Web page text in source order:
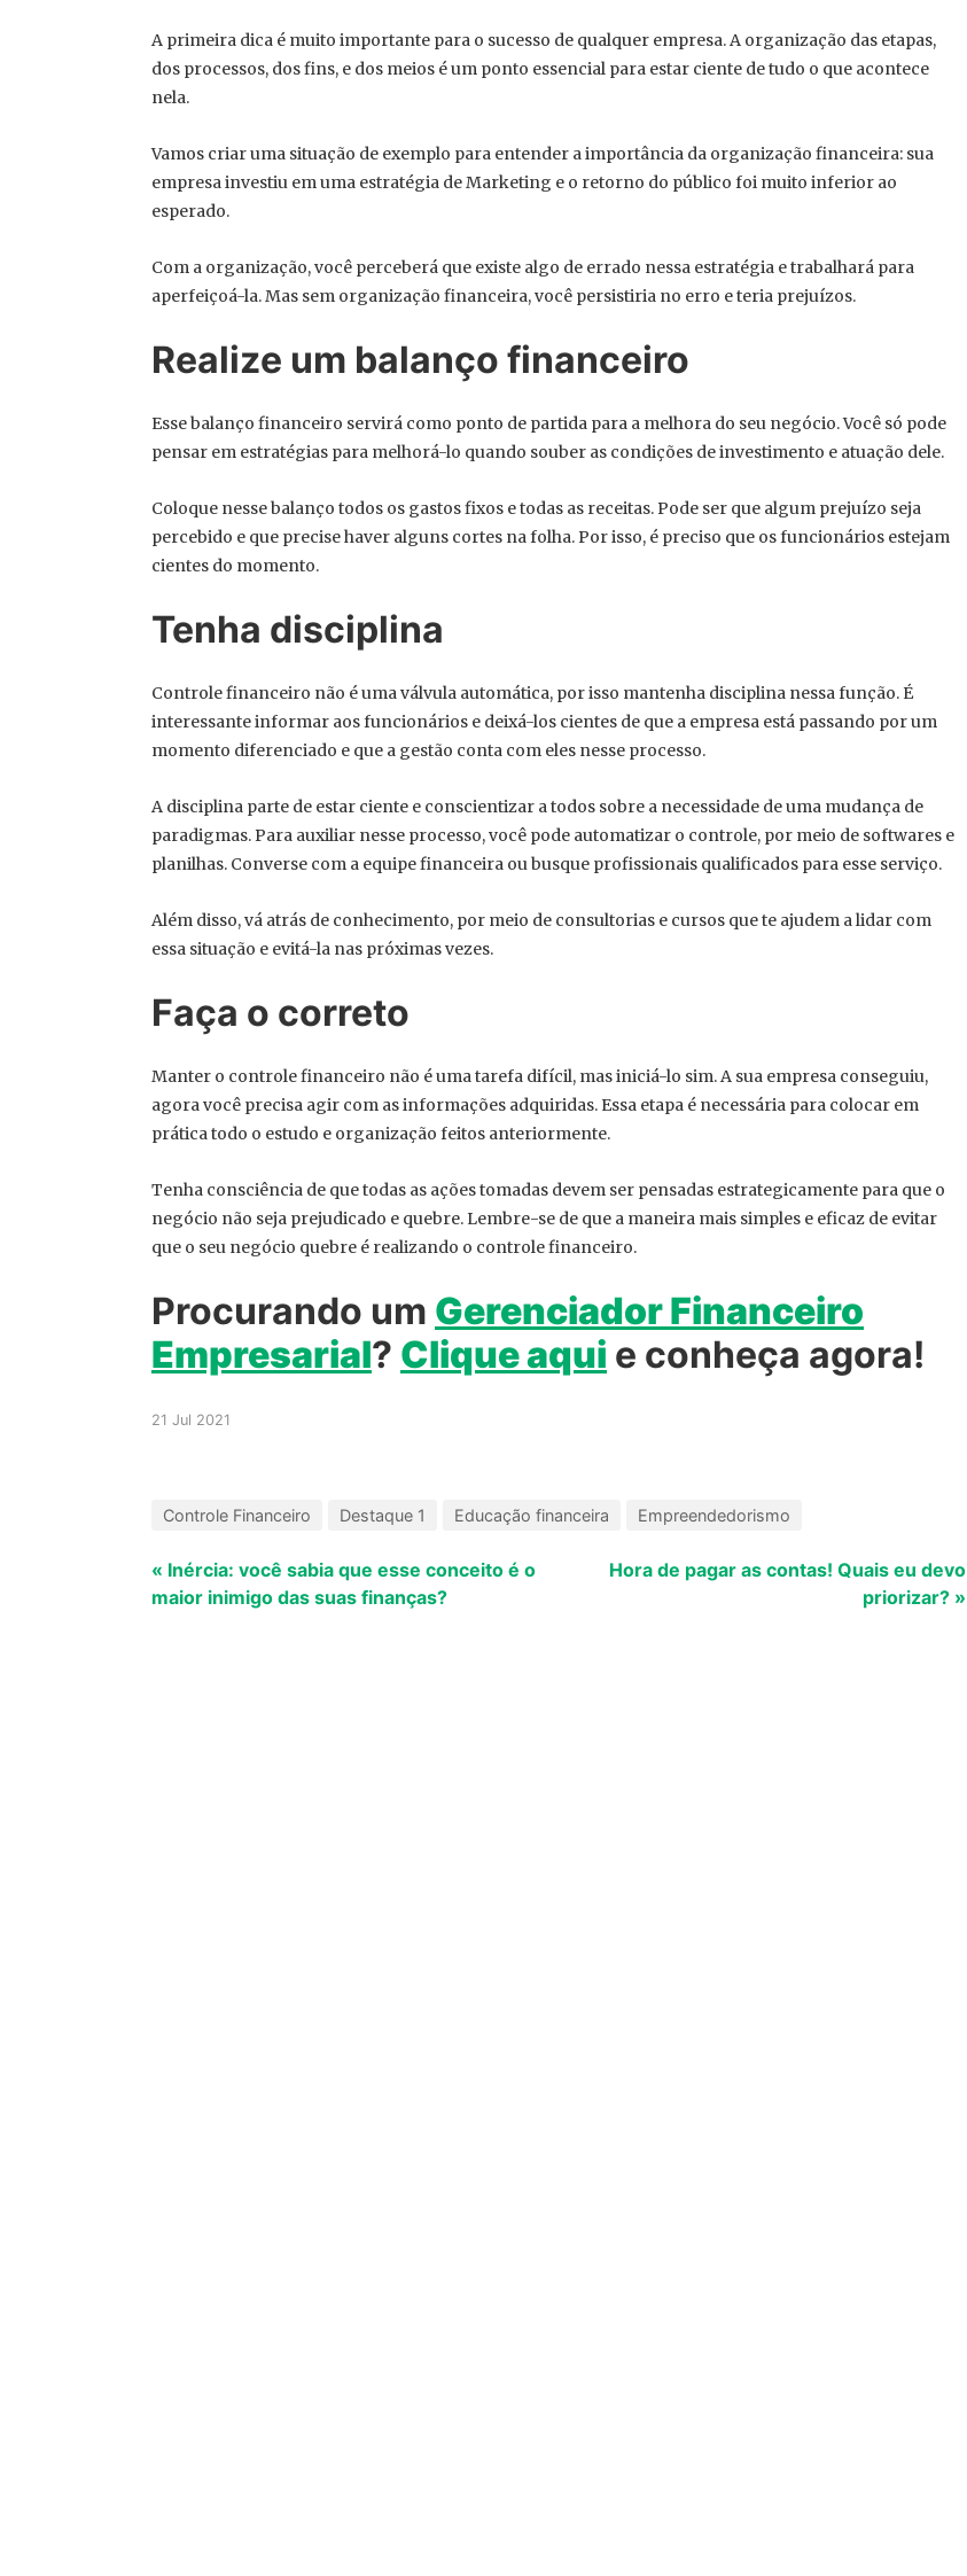
A primeira dica é muito importante para o sucesso de qualquer empresa. A organização das etapas,
dos processos, dos fins, e dos meios é um ponto essencial para estar ciente de tudo o que acontece
nela.
Vamos criar uma situação de exemplo para entender a importância da organização financeira: sua
empresa investiu em uma estratégia de Marketing e o retorno do público foi muito inferior ao
esperado.
Com a organização, você perceberá que existe algo de errado nessa estratégia e trabalhará para
aperfeiçoá-la. Mas sem organização financeira, você persistiria no erro e teria prejuízos.
Realize um balanço financeiro
Esse balanço financeiro servirá como ponto de partida para a melhora do seu negócio. Você só pode
pensar em estratégias para melhorá-lo quando souber as condições de investimento e atuação dele.
Coloque nesse balanço todos os gastos fixos e todas as receitas. Pode ser que algum prejuízo seja
percebido e que precise haver alguns cortes na folha. Por isso, é preciso que os funcionários estejam
cientes do momento.
Tenha disciplina
Controle financeiro não é uma válvula automática, por isso mantenha disciplina nessa função. É
interessante informar aos funcionários e deixá-los cientes de que a empresa está passando por um
momento diferenciado e que a gestão conta com eles nesse processo.
A disciplina parte de estar ciente e conscientizar a todos sobre a necessidade de uma mudança de
paradigmas. Para auxiliar nesse processo, você pode automatizar o controle, por meio de softwares e
planilhas. Converse com a equipe financeira ou busque profissionais qualificados para esse serviço.
Além disso, vá atrás de conhecimento, por meio de consultorias e cursos que te ajudem a lidar com
essa situação e evitá-la nas próximas vezes.
Faça o correto
Manter o controle financeiro não é uma tarefa difícil, mas iniciá-lo sim. A sua empresa conseguiu,
agora você precisa agir com as informações adquiridas. Essa etapa é necessária para colocar em
prática todo o estudo e organização feitos anteriormente.
Tenha consciência de que todas as ações tomadas devem ser pensadas estrategicamente para que o
negócio não seja prejudicado e quebre. Lembre-se de que a maneira mais simples e eficaz de evitar
que o seu negócio quebre é realizando o controle financeiro.
Procurando um Gerenciador Financeiro
Empresarial? Clique aqui e conheça agora!
21 Jul 2021
Controle Financeiro Destaque 1 Educação financeira Empreendedorismo
« Inércia: você sabia que esse conceito é o
maior inimigo das suas finanças?
Hora de pagar as contas! Quais eu devo
priorizar? »